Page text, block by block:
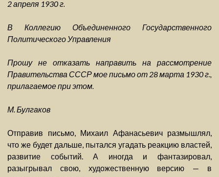
2 апреля 1930 г.
В Коллегию Объединенного Государственного
Политического Управления
Прошу не отказать направить на рассмотрение
Правительства СССР мое письмо от 28 марта 1930 г.,
прилагаемое при этом.
М. Булгаков
Отправив письмо, Михаил Афанасьевич размышлял,
что же будет дальше, пытался угадать реакцию властей,
развитие событий. А иногда и фантазировал,
разыгрывал свою, художественную версию — в